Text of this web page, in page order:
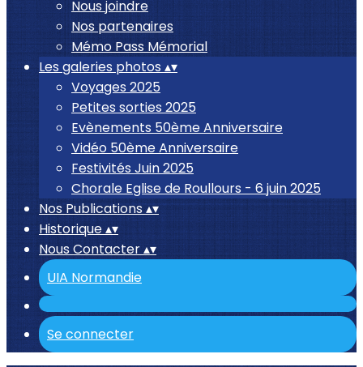
Nous joindre
Nos partenaires
Mémo Pass Mémorial
Les galeries photos ▴▾
Voyages 2025
Petites sorties 2025
Evènements 50ème Anniversaire
Vidéo 50ème Anniversaire
Festivités Juin 2025
Chorale Eglise de Roullours - 6 juin 2025
Nos Publications▴▾
Historique▴▾
Nous Contacter▴▾
UIA Normandie
Se connecter